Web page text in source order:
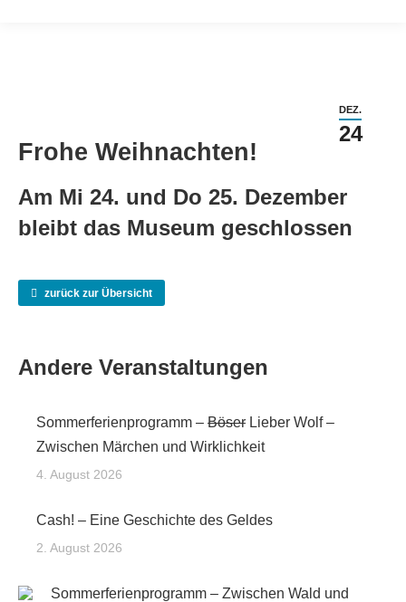
DEZ.
24
Frohe Weihnachten!
Am Mi 24. und Do 25. Dezember
bleibt das Museum geschlossen
zurück zur Übersicht
Andere Veranstaltungen
Sommerferienprogramm – Böser Lieber Wolf –
Zwischen Märchen und Wirklichkeit
4. August 2026
Cash! – Eine Geschichte des Geldes
2. August 2026
Sommerferienprogramm – Zwischen Wald und